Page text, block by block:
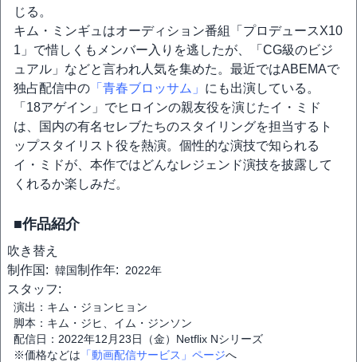
じる。
キム・ミンギュはオーディション番組「プロデュースX10
1」で惜しくもメンバー入りを逃したが、「CG級のビジ
ュアル」などと言われ人気を集めた。最近ではABEMAで
独占配信中の 「青春ブロッサム」 にも出演している。
「18アゲイン」でヒロインの親友役を演じたイ・ミド
は、国内の有名セレブたちのスタイリングを担当するト
ップスタイリスト役を熱演。個性的な演技で知られる
イ・ミドが、本作ではどんなレジェンド演技を披露して
くれるか楽しみだ。
■作品紹介
吹き替え
制作国: 韓国制作年: 2022年
スタッフ:
演出：キム・ジョンヒョン
脚本：キム・ジヒ、イム・ジンソン
配信日：2022年12月23日（金）Netflix Nシリーズ
※価格などは 「動画配信サービス」ページへ